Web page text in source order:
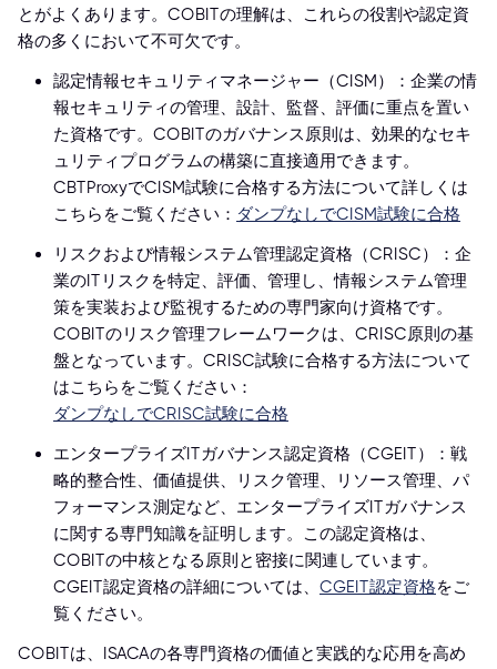
とがよくあります。COBITの理解は、これらの役割や認定資
格の多くにおいて不可欠です。
認定情報セキュリティマネージャー（CISM）：企業の情
報セキュリティの管理、設計、監督、評価に重点を置い
た資格です。COBITのガバナンス原則は、効果的なセキ
ュリティプログラムの構築に直接適用できます。
CBTProxyでCISM試験に合格する方法について詳しくは
こちらをご覧ください： ダンプなしでCISM試験に合格
リスクおよび情報システム管理認定資格（CRISC）：企
業のITリスクを特定、評価、管理し、情報システム管理
策を実装および監視するための専門家向け資格です。
COBITのリスク管理フレームワークは、CRISC原則の基
盤となっています。CRISC試験に合格する方法について
はこちらをご覧ください：
ダンプなしでCRISC試験に合格
エンタープライズITガバナンス認定資格（CGEIT）：戦
略的整合性、価値提供、リスク管理、リソース管理、パ
フォーマンス測定など、エンタープライズITガバナンス
に関する専門知識を証明します。この認定資格は、
COBITの中核となる原則と密接に関連しています。
CGEIT認定資格の詳細については、 CGEIT認定資格をご
覧ください。
COBITは、ISACAの各専門資格の価値と実践的な応用を高め